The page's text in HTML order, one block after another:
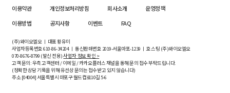
이용약관 개인정보처리방침 회사소개
운영정책
이용방법
공지사항 이벤트 FAQ
(주)와이오엘오 ㅣ 대표 황유미
사업자등록번호610-86-34204ㅣ 통신판매번호 2019-서울마포-1239 ㅣ 호스팅 (주)와이오엘오
070-8676-8799 (발신 전용)사업자 정보 확인 >
고객 문의: 우측 고객센터 / 이메일 / 카카오플러스 채널을 통해 문의 접수 부탁드립니다.
(정확한 상담 기록을 위해 유선상 문의는 접수받고 있지 않습니다)
주소 [04004] 서울특별시 마포구 월드컵로10길5-6